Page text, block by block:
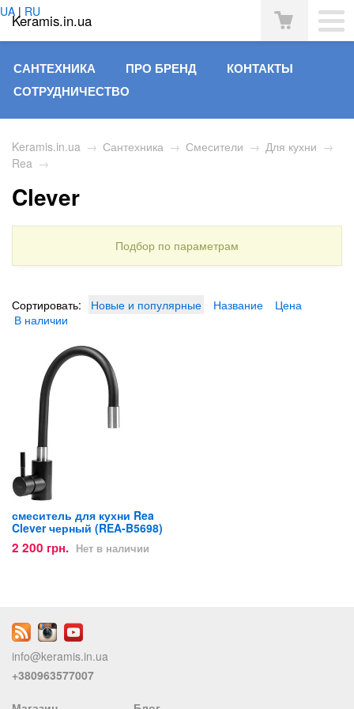
Keramis.in.ua
UA | RU
САНТЕХНИКА ПРО БРЕНД
КОНТАКТЫ
СОТРУДНИЧЕСТВО
Keramis.in.ua → Сантехника → Смесители → Для кухни →
Rea →
Clever
Подбор по параметрам
Сортировать: Новые и популярные Название
Цена
В наличии
смеситель для кухни Rea
Clever черный (REA-B5698)
2 200 грн. Нет в наличии
info@keramis.in.ua
+380963577007